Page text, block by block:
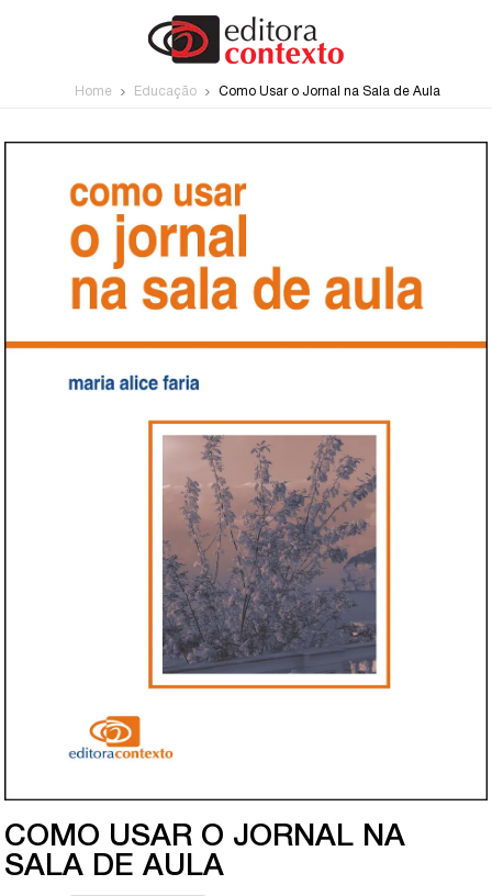
Home Educação Como Usar o Jornal na Sala de Aula
COMO USAR O JORNAL NA
SALA DE AULA